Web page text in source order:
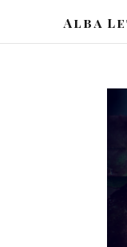
Alba